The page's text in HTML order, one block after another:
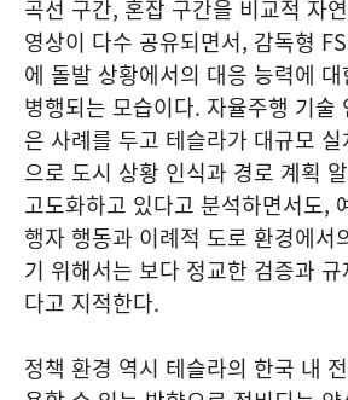
곡선 구간, 혼잡 구간을 비교적 자
영상이 다수 공유되면서, 감독형
에 돌발 상황에서의 대응 능력에
병행되는 모습이다. 자율주행 기술
은 사례를 두고 테슬라가 대규모
으로 도시 상황 인식과 경로 계획
고도화하고 있다고 분석하면서도,
행자 행동과 이례적 도로 환경에서
기 위해서는 보다 정교한 검증과
다고 지적한다.
정책 환경 역시 테슬라의 한국 내